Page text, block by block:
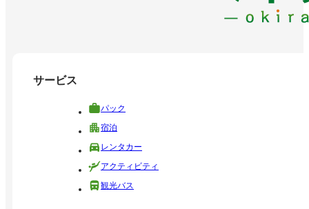
サービス
パック
宿泊
レンタカー
アクティビティ
観光バス